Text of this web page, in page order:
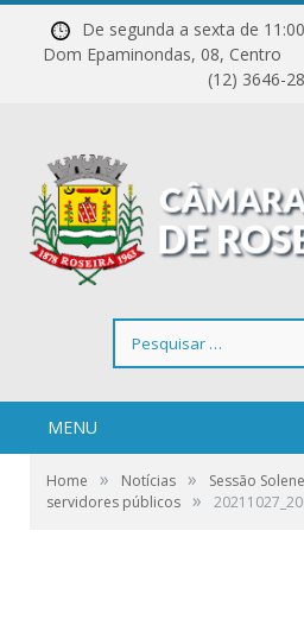
De segunda a sexta de
Dom Epaminondas, 08,
(12) 3646-
por:
MENU
Home » Notícias »
Sessão
servidores públicos »